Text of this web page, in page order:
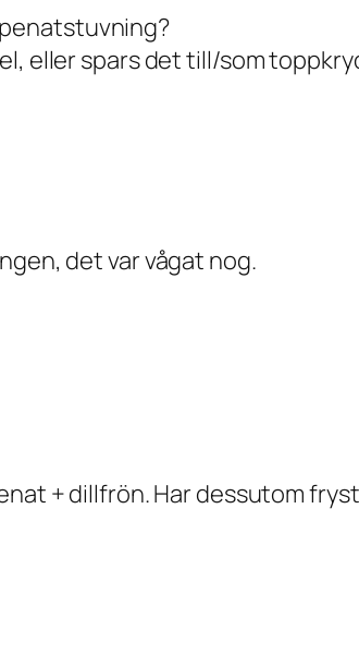
eller spars det till/som
det var vågat nog.
+ dillfrön. Har dessutom